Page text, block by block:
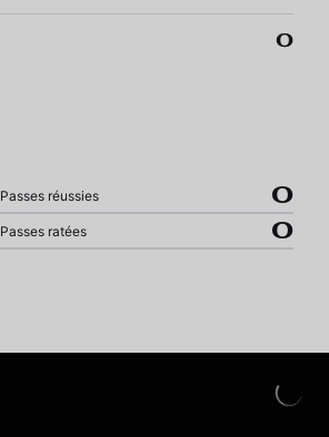
0
Passes réussies 0
Passes ratées 0